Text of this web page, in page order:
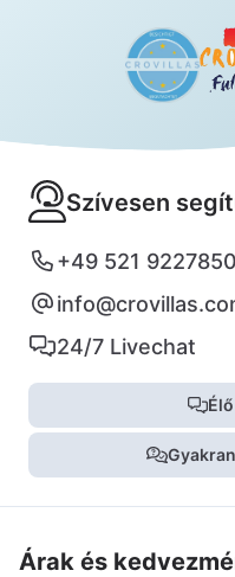
Szívesen
+49 521
24/7 Livechat
Árak és